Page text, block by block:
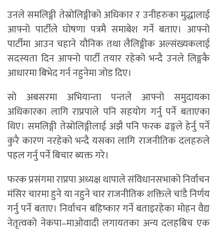
उनले समलिङ्गी तेस्रोलिङ्गीको अधिकार र उनीहरुका मुद्धालाई
आफ्नो पार्टीले घोषणा पत्रमै समाबेश गर्ने बताए। आफ्नो
पार्टीमा आउन चहाने यौनिक तथा लैलिङ्गीक अल्संख्यकलाई
सदस्यता दिन आफ्नो पार्टी तयार रहेको भन्दै उनले लिङ्गकै
आधारमा बिभेद गर्न नहुनेमा जोड दिए।
सो अबसरमा अभियान्ता पन्तले आफ्नो समुदायका
अधिकारका लागि राप्रपाले पनि सहयोग गर्नु पर्ने बताएका
थिए। समलिङ्गी तेस्रोलिङ्गीलाई अझै पनि फरक ढङ्गले हेर्नु पर्ने
कुरै कारण नरहेको भन्दै यसका लागि राजनीतिक दलहरुले
पहल गर्नु पर्ने बिचार ब्यक्त गरे।
फरक प्रसंगमा राप्रपा अध्यक्ष थापाले संविधानसभाको निर्वाचन
मंसिर चारमा हुने या नहुने चार राजनीतिक शक्तिले चांडै निर्णय
गर्नु पर्ने बताए। निर्वाचन बहिष्कार गर्ने बताइरहेका मोहन वैद्य
नेतृत्वको नेकपा–माओवादी लगायतका अन्य दलहबिच एक